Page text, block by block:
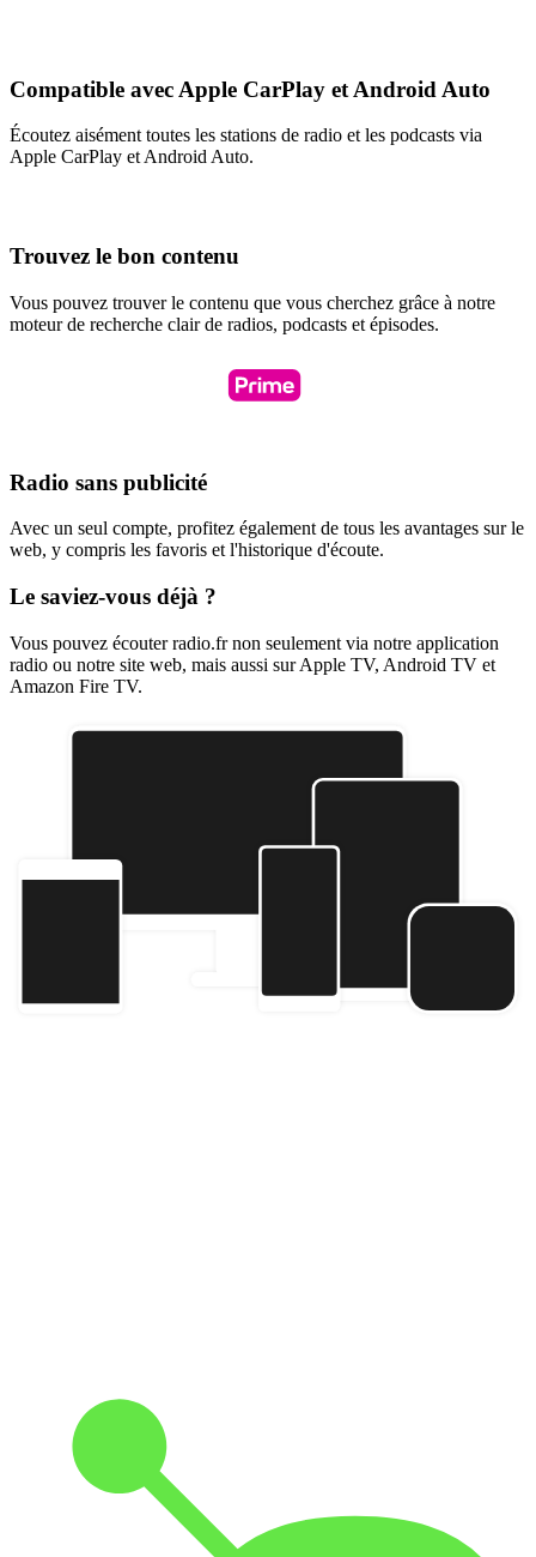
Compatible avec Apple CarPlay et Android Auto
Écoutez aisément toutes les stations de radio et les podcasts via
Apple CarPlay et Android Auto.
Trouvez le bon contenu
Vous pouvez trouver le contenu que vous cherchez grâce à notre
moteur de recherche clair de radios, podcasts et épisodes.
Radio sans publicité
Avec un seul compte, profitez également de tous les avantages sur le
web, y compris les favoris et l'historique d'écoute.
Le saviez-vous déjà ?
Vous pouvez écouter radio.fr non seulement via notre application
radio ou notre site web, mais aussi sur Apple TV, Android TV et
Amazon Fire TV.